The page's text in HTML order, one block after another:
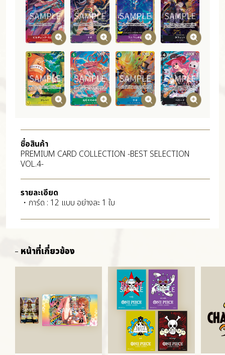
ชื่อสินค้า
PREMIUM CARD COLLECTION -BEST SELECTION
VOL.4-
รายละเอียด
・การ์ด : 12 แบบ อย่างละ 1 ใบ
หน้าที่เกี่ยวข้อง